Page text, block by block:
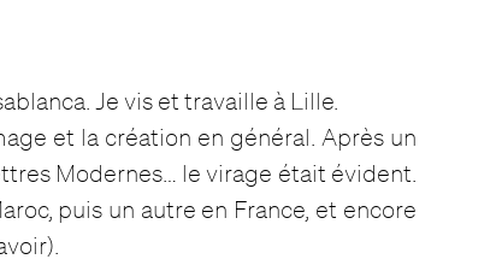
Je vis et travaille à Lille.
et la création en général. Après un
Modernes… le virage était évident.
puis un autre en France, et encore